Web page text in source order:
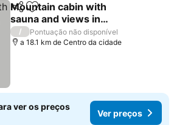
PartilharAdicionar aos favoritos
Mountain cabin with
sauna and views in
Gautefall
Ver preços
/
Pontuação não disponível
a 18.1 km de Centro da cidade
ver os preços
Ver preços